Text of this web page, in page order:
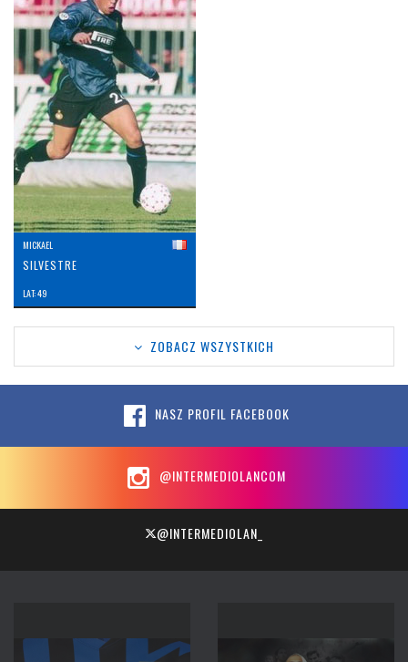
MICKAEL
SILVESTRE
LAT: 49
ZOBACZ WSZYSTKICH
NASZ PROFIL FACEBOOK
@INTERMEDIOLANCOM
@INTERMEDIOLAN_